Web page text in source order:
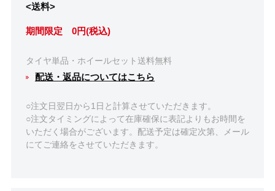
<送料>
期間限定 0円(税込)
タイヤ単品・ホイールセット送料無料
配送・返品についてはこちら
○注文日翌日から1日と計算させていただきます。
○注文タイミングによって在庫確保に表記よりもお時間を
いただく場合がございます。配送予定は確定次第、メール
にてご連絡をさせていただきます。